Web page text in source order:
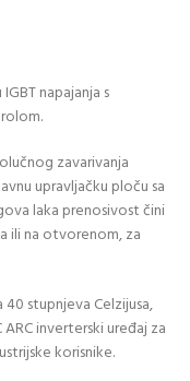
napajanja s
zavarivanja
upravljačku ploču sa
laka prenosivost čini
ili na otvorenom, za
stupnjeva Celzijusa,
inverterski uređaj za
korisnike.